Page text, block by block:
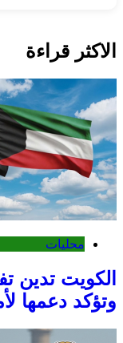
الاكثر قراءة
محليات
الكويت تدين
وتؤكد دعمها